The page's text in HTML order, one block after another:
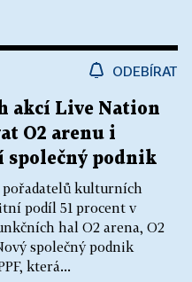
ODEBÍRAT
akcí Live Nation
O2 arenu i
společný podnik
pořadatelů kulturních
podíl 51 procent v
hal O2 arena, O2
společný podnik
která...